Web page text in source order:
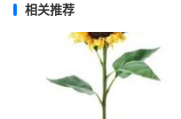
相关推荐